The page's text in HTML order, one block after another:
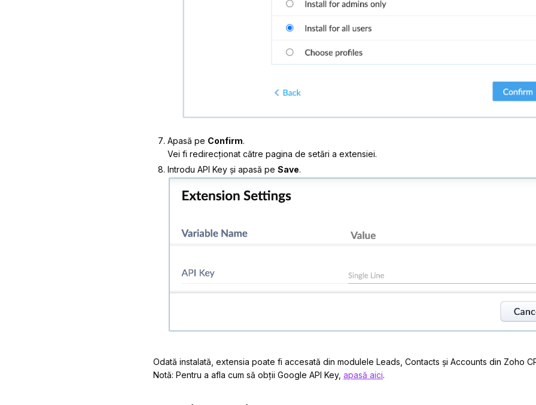
Apasă pe Confirm.
Vei fi redirecționat către pagina de setări a extensiei.
Introdu API Key și apasă pe Save.
Odată instalată, extensia poate fi accesată din modulele Leads, Contacts și Accounts din Zoho
Notă: Pentru a afla cum să obții Google API Key, apasă aici.